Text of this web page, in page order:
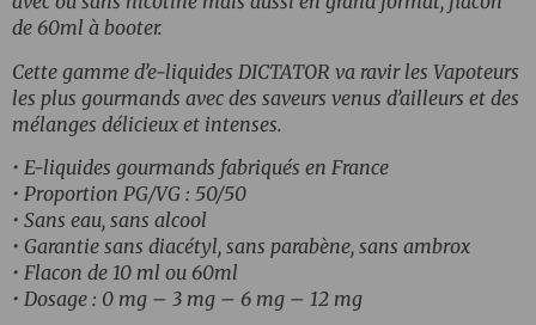
de 60ml à booter.
Cette gamme d’e-liquides DICTATOR va ravir les Vapoteurs
les plus gourmands avec des saveurs venus d’ailleurs et des
mélanges délicieux et intenses.
• E-liquides gourmands fabriqués en France
• Proportion PG/VG : 50/50
• Sans eau, sans alcool
• Garantie sans diacétyl, sans parabène, sans ambrox
• Flacon de 10 ml ou 60ml
• Dosage : 0 mg – 3 mg – 6 mg – 12 mg